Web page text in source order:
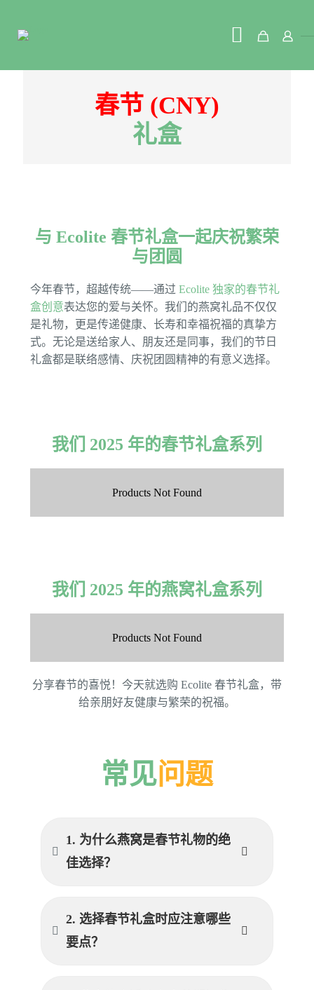
春节 (CNY)
礼盒
与 Ecolite 春节礼盒一起庆祝繁荣
与团圆
今年春节，超越传统——通过 Ecolite 独家的春节礼
盒创意表达您的爱与关怀。我们的燕窝礼品不仅仅
是礼物，更是传递健康、长寿和幸福祝福的真挚方
式。无论是送给家人、朋友还是同事，我们的节日
礼盒都是联络感情、庆祝团圆精神的有意义选择。
我们 2025 年的春节礼盒系列
Products Not Found
我们 2025 年的燕窝礼盒系列
Products Not Found
分享春节的喜悦！今天就选购 Ecolite 春节礼盒，带
给亲朋好友健康与繁荣的祝福。
常见问题
1. 为什么燕窝是春节礼物的绝
佳选择？
2. 选择春节礼盒时应注意哪些
要点？